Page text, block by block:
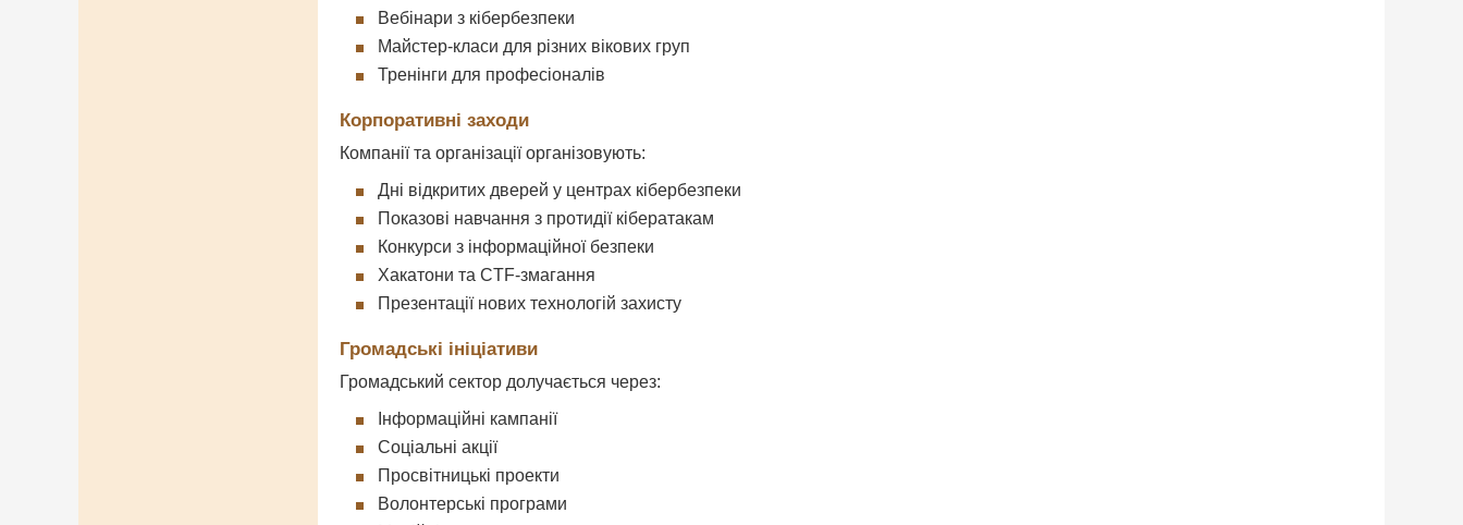
Вебінари з кібербезпеки
Майстер-класи для різних вікових груп
Тренінги для професіоналів
Корпоративні заходи
Компанії та організації організовують:
Дні відкритих дверей у центрах кібербезпеки
Показові навчання з протидії кібератакам
Конкурси з інформаційної безпеки
Хакатони та CTF-змагання
Презентації нових технологій захисту
Громадські ініціативи
Громадський сектор долучається через:
Інформаційні кампанії
Соціальні акції
Просвітницькі проекти
Волонтерські програми